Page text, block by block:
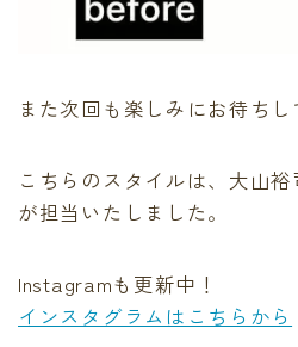
また次回も楽しみにお待ちし
こちらのスタイルは、大山裕
が担当いたしました。
Instagramも更新中！
インスタグラムはこちらから